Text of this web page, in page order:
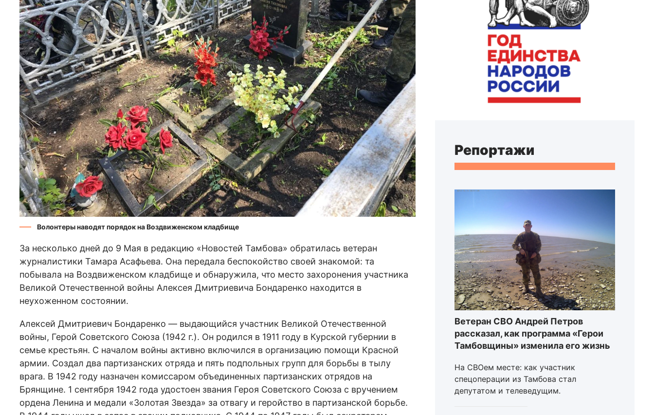
Волонтеры наводят порядок на Воздвиженском кладбище
За несколько дней до 9 Мая в редакцию «Новостей Тамбова» обратилась ветеран
журналистики Тамара Асафьева. Она передала беспокойство своей знакомой: та
побывала на Воздвиженском кладбище и обнаружила, что место захоронения участника
Великой Отечественной войны Алексея Дмитриевича Бондаренко находится в
неухоженном состоянии.
Алексей Дмитриевич Бондаренко — выдающийся участник Великой Отечественной
войны, Герой Советского Союза (1942 г.). Он родился в 1911 году в Курской губернии в
семье крестьян. С началом войны активно включился в организацию помощи Красной
армии. Создал два партизанских отряда и пять подпольных групп для борьбы в тылу
врага. В 1942 году назначен комиссаром объединенных партизанских отрядов на
Брянщине. 1 сентября 1942 года удостоен звания Героя Советского Союза с вручением
ордена Ленина и медали «Золотая Звезда» за отвагу и геройство в партизанской борьбе.
Репортажи
Ветеран СВО Андрей Петров
рассказал, как программа «Герои
Тамбовщины» изменила его жизнь
На СВОем месте: как участник
спецоперации из Тамбова стал
депутатом и телеведущим.